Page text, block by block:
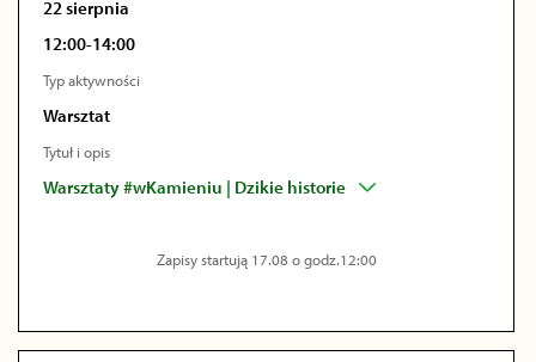
22 sierpnia
12:00-14:00
Typ aktywności
Warsztat
Tytuł i opis
Warsztaty #wKamieniu | Dzikie historie
Zapisy startują 17.08 o godz.12:00